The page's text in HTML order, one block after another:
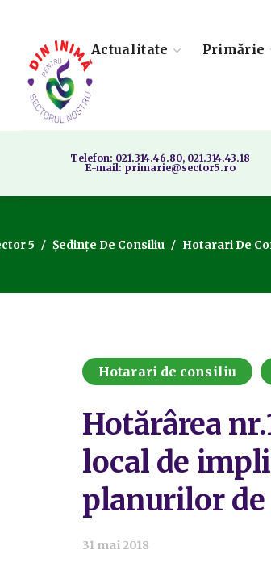
Actualitate Primărie
Telefon: 021.314.46.80, 021.314.43.18
E-mail: primarie@sector5.ro
5 Ședințe De Consiliu Hotarari De
Hotarari de consiliu
Hotărârea
local de
planurilor de
31 mai 2018